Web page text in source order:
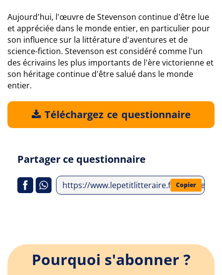
Aujourd'hui, l'œuvre de Stevenson continue d'être lue
et appréciée dans le monde entier, en particulier pour
son influence sur la littérature d'aventures et de
science-fiction. Stevenson est considéré comme l'un
des écrivains les plus importants de l'ère victorienne et
son héritage continue d'être salué dans le monde
entier.
Téléchargez ce questionnaire
Partager ce questionnaire
https://www.lepetitlitteraire.fr/analyses-
Copier
Pourquoi s'abonner ?